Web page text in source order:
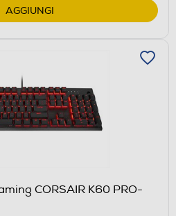
AGGIUNGI
CORSAIR K60 PRO-